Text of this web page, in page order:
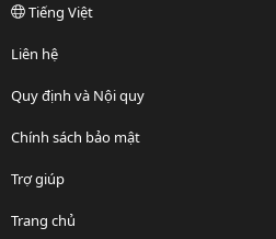
Tiếng Việt
Liên hệ
Quy định và Nội quy
Chính sách bảo mật
Trợ giúp
Trang chủ